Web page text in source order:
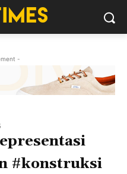
-
#konstruksi